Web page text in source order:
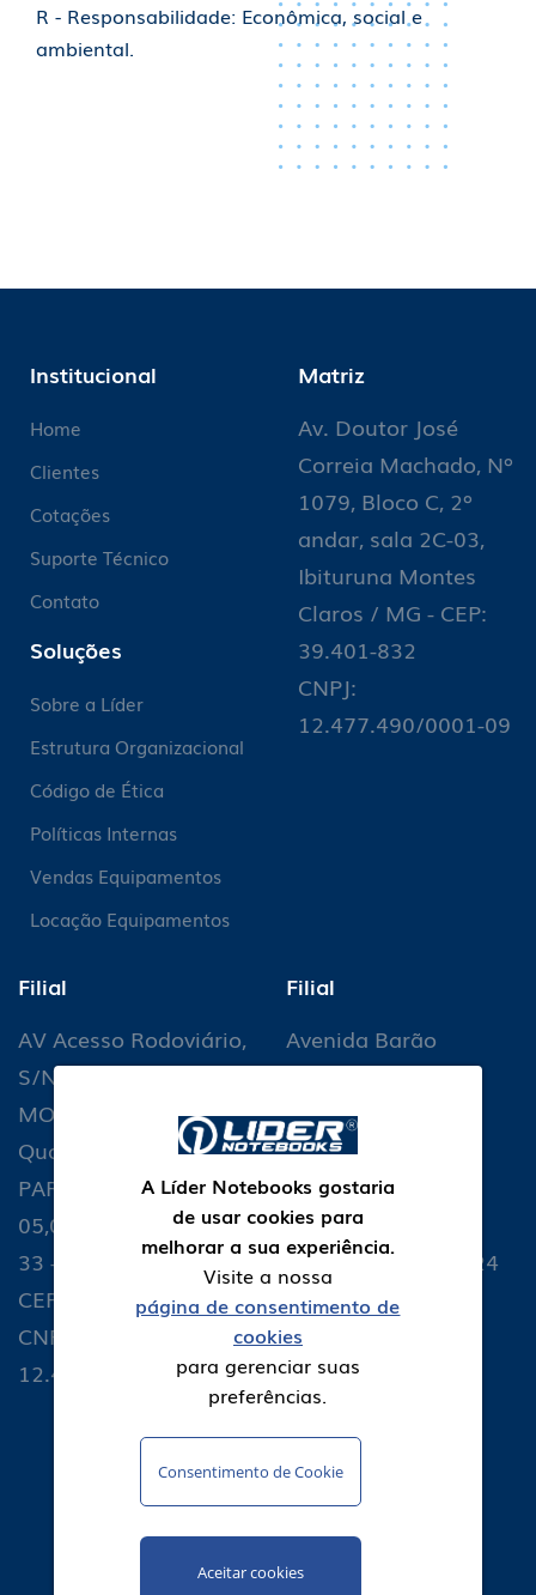
R - Responsabilidade: Econômica, social e
ambiental.
Institucional
Home
Clientes
Cotações
Suporte Técnico
Contato
Soluções
Sobre a Líder
Estrutura Organizacional
Código de Ética
Políticas Internas
Vendas Equipamentos
Locação Equipamentos
Matriz
Av. Doutor José
Correia Machado, Nº
1079, Bloco C, 2º
andar, sala 2C-03,
Ibituruna Montes
Claros / MG - CEP:
39.401-832
CNPJ:
12.477.490/0001-09
Filial
AV Acesso Rodoviário,
S/N, Quadra 11 -
MOD.01,02 E 03,
Quadra 12 - MOD.01
PART Galpao
05,06,07,08 E 09, SL
33 - TIMS Serra/ ES -
CEP: 29.161-376
CNPJ:
12.477.490/0002-81
Filial
Avenida Barão
Homem de Melo,
3647 - 15° andar -
Estoril - BH - MG -
30494-275
CNPJ:
12.477.490/0005-24
Suporte: 0800-038-7777
falecom@lidernotebooks.com.br
A Líder Notebooks gostaria
de usar cookies para
melhorar a sua experiência.
Visite a nossa
página de consentimento de
cookies
para gerenciar suas
preferências.
Consentimento de Cookie
Aceitar cookies